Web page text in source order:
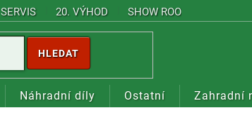
SERVIS 20. VÝHOD SHOW ROOM
HLEDAT
Náhradní díly Ostatní Zahradní